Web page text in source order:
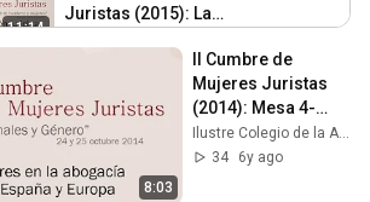
11:14
Juristas (2015): La
8:08
III Cumbre de Mujeres
Juristas (2015):
Conferencia 'Sentir en
igualdad' a cargo de Silvia
Escribano
Ilustre Colegio de la Abogacía de Madrid
7:56
III Cumbre Mujeres
Juristas (2015): Ponencia
8:03
II Cumbre de
Mujeres Juristas
(2014): Mesa 4-
Mujeres en la
abogacía en
Ilustre Colegio de la Abogacía de Madrid
34
6y ago